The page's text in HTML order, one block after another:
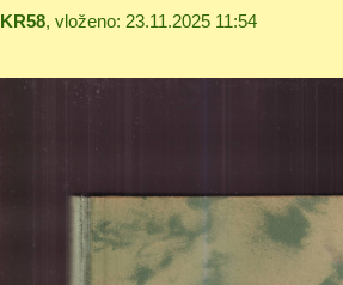
KR58, vloženo: 23.11.2025 11:54